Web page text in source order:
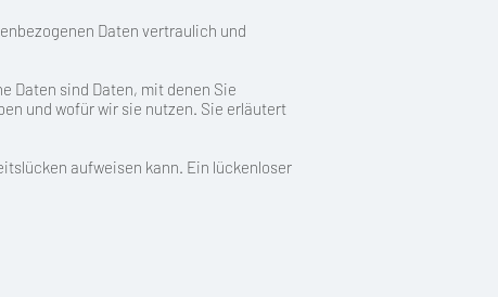
Daten vertraulich und
Daten sind Daten, mit denen Sie
und wofür wir sie nutzen. Sie erläutert
aufweisen kann. Ein lückenloser